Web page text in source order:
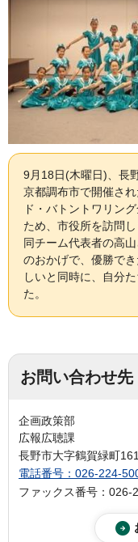
9月18日(木曜日)、長
京都調布市で開催さ
ド・バトントワリン
ため、市役所を訪問し
同チーム代表者の高
のおかげで、優勝で
しいと同時に、自分
た。
お問い合わせ先
企画政策部
広報広聴課
長野市大字鶴賀緑町
電話番号：026-224-
ファックス番号：026-